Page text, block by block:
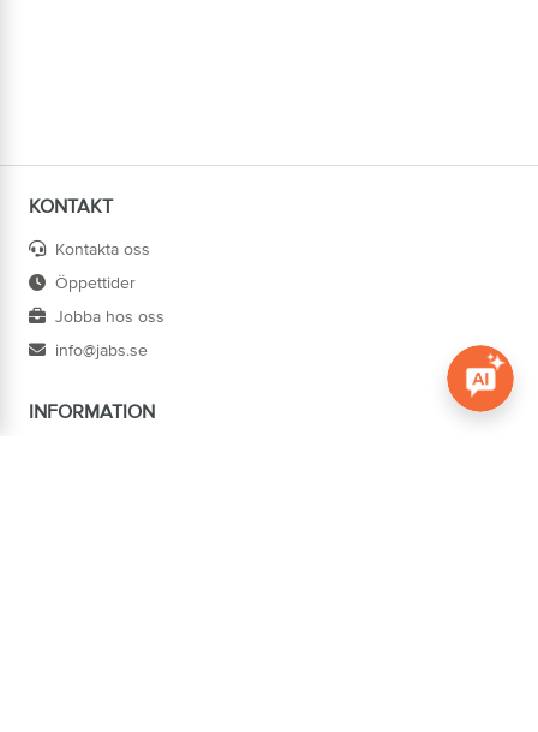
KONTAKT
Kontakta oss
Öppettider
Jobba hos oss
info@jabs.se
INFORMATION